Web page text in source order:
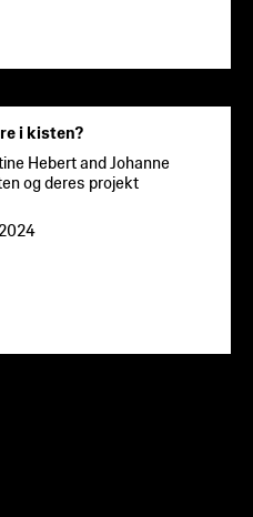
i kisten?
Hebert and Johanne
og deres projekt